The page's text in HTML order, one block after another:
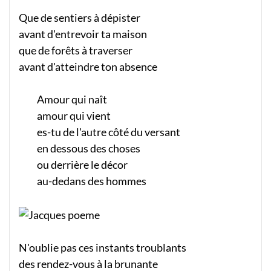
Que de sentiers à dépister
avant d'entrevoir ta maison
que de forêts à traverser
avant d'atteindre ton absence
Amour qui naît
amour qui vient
es-tu de l'autre côté du versant
en dessous des choses
ou derrière le décor
au-dedans des hommes
N'oublie pas ces instants troublants
des rendez-vous à la brunante